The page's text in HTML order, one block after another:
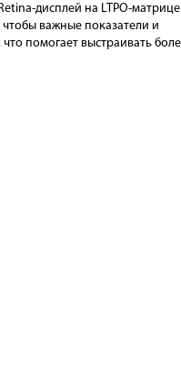
дисплей на LTPO-матрице
важные показатели и
помогает выстраивать